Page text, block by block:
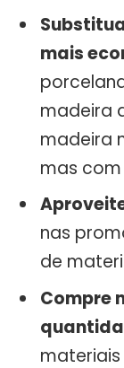
mais
madeira
madeira
mas
nas
de
Compre